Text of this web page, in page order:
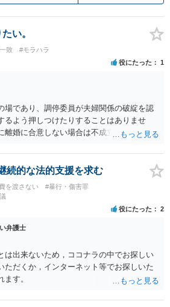
い。
致 #モラハラ
役にたった 1
場であり、調停委員が夫婦関係の破綻を認
るよう押しつけたりすることはありませ
離婚に合意しない場合は不成立になり」、
婚成立を希望するなら、夫が離婚に前向き
る等、模索するほかありません（極端な話
件なら離婚してもよい」として提示された
う方法しかないかもしれません）。た
いう考えを見透かされてしまうと、逆に
であれば、むしろ淡々と調停不成立にして
し、判決へ持っていく方が近道であること
し等を含め、弁護士へ相談・依頼した方が
続的な法的支援を求む
を渡さない
#暴行・傷害罪
役にたった 2
弁護士
は出来ないため，ココナラの中でお探しい
ただくか，インターネット等でお探しいた
す。